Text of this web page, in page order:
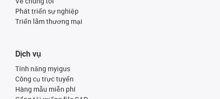
Phát triển sự nghiệp
Triển lãm thương mại
Dịch vụ
Tính năng myigus
Công cụ trực tuyến
Hàng mẫu miễn phí